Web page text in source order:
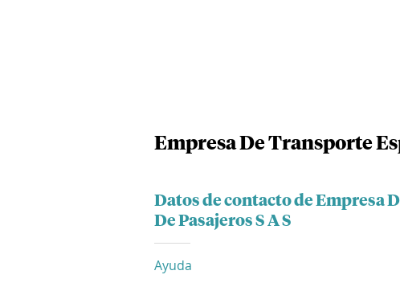
Empresa De Transporte
Datos de contacto de Empresa
De Pasajeros S A S
Ayuda